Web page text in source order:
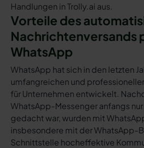
Handlungen in Trolly.ai aus.
Vorteile des
Nachrichtenversands
WhatsApp
WhatsApp hat sich in den letzten
umfangreichen und
für Unternehmen entwickelt.
WhatsApp-Messenger anfangs
gedacht war, wurden mit
insbesondere mit der WhatsApp-
Schnittstelle hocheffektive